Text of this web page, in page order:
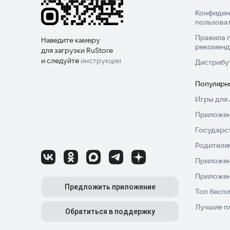
• Образцы предложений
• Вопросы
• Отчетная речь
• Относительные предложения
• Связующие слова
• Прошедшее время
• Будущее время
Части речи:
Наведите камеру
для загрузки RuStore
и следуйте инструкции
Предложить приложение
Обратиться в поддержку
Правила
Игры для
Топ
Лучшие